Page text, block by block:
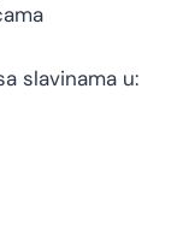
slavinama u: